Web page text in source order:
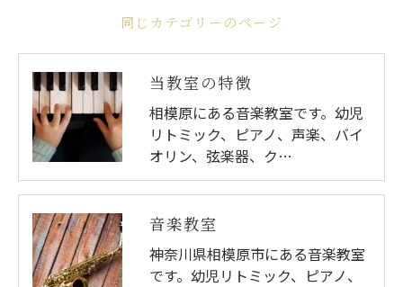
同じカテゴリーのページ
当教室の特徴
相模原にある音楽教室です。幼児
リトミック、ピアノ、声楽、バイ
オリン、弦楽器、ク…
音楽教室
神奈川県相模原市にある音楽教室
です。幼児リトミック、ピアノ、